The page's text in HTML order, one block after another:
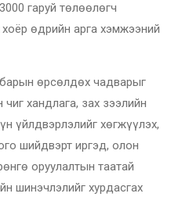
гаруй төлөөлөгч
өдрийн арга хэмжээний
өрсөлдөх чадварыг
хандлага, зах зээлийн
үйлдвэрлэлийг хөгжүүлэх,
шийдвэрт иргэд, олон
оруулалтын таатай
шинэчлэлийг хурдасгах